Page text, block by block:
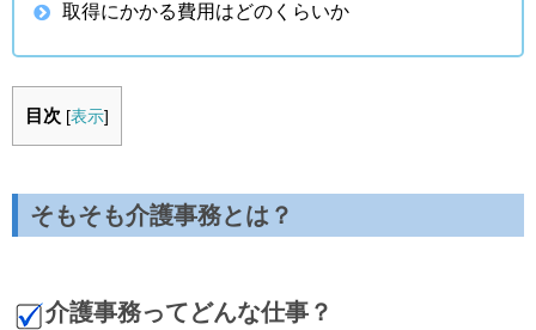
取得にかかる費用はどのくらいか
目次 [表示]
そもそも介護事務とは？
介護事務ってどんな仕事？